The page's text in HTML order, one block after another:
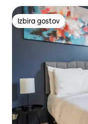
Izbira gostov
Izbira gostov